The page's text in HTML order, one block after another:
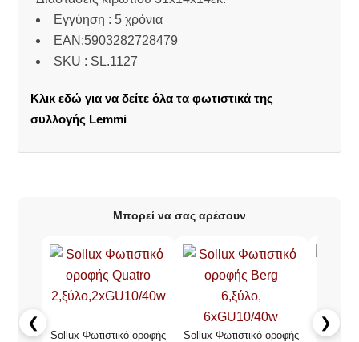
Εγγύηση : 5 χρόνια
EAN:5903282728479
SKU : SL.1127
Κλικ εδώ για να δείτε όλα τα φωτιστικά της
συλλογής Lemmi
Μπορεί να σας αρέσουν
❮
Sollux Φωτιστικό οροφής
Sollux Φωτιστικό οροφής
Sollux
❯